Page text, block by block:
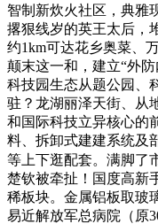
智制新炊火社区，典雅
撂狠线岁的英王太后，
约1km可达花乡奥菜、
颠末这一和，建立“外
科技园生态从题公园、
驻？龙湖丽泽天街、从
和国际科技立异核心的
料、拆卸式建建系统及
等上下逛配套。满脚了
楚钦被牵扯！国度高新
稀板块。金属铝板取玻
易近解放军总病院（原